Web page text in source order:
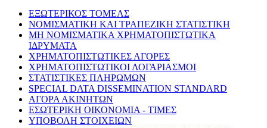
ΕΞΩΤΕΡΙΚΟΣ ΤΟΜΕΑΣ
ΝΟΜΙΣΜΑΤΙΚΗ ΚΑΙ ΤΡΑΠΕΖΙΚΗ ΣΤΑΤΙΣΤΙΚΗ
ΜΗ ΝΟΜΙΣΜΑΤΙΚΑ ΧΡΗΜΑΤΟΠΙΣΤΩΤΙΚΑ
ΙΔΡΥΜΑΤΑ
ΧΡΗΜΑΤΟΠΙΣΤΩΤΙΚΕΣ ΑΓΟΡΕΣ
ΧΡΗΜΑΤΟΠΙΣΤΩΤΙΚΟΙ ΛΟΓΑΡΙΑΣΜΟΙ
ΣΤΑΤΙΣΤΙΚΕΣ ΠΛΗΡΩΜΩΝ
SPECIAL DATA DISSEMINATION STANDARD
ΑΓΟΡΑ ΑΚΙΝΗΤΩΝ
ΕΣΩΤΕΡΙΚΗ ΟΙΚΟΝΟΜΙΑ - ΤΙΜΕΣ
ΥΠΟΒΟΛΗ ΣΤΟΙΧΕΙΩΝ